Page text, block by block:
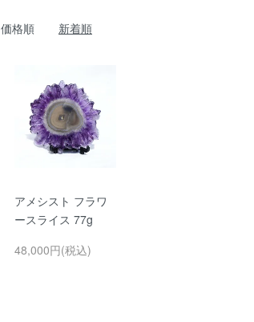
価格順 新着順
アメシスト フラワ
ースライス 77g
48,000円(税込)